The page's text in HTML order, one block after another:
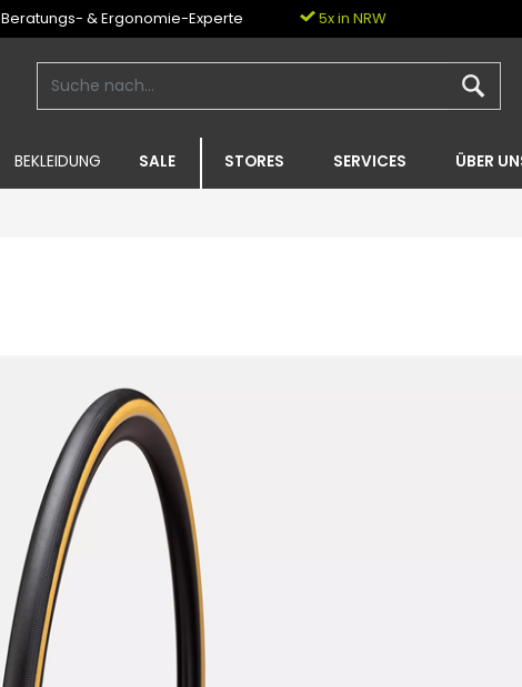
Beratungs- & Ergonomie-Experte 5x in NRW
BEKLEIDUNG SALE STORES SERVICES ÜBER